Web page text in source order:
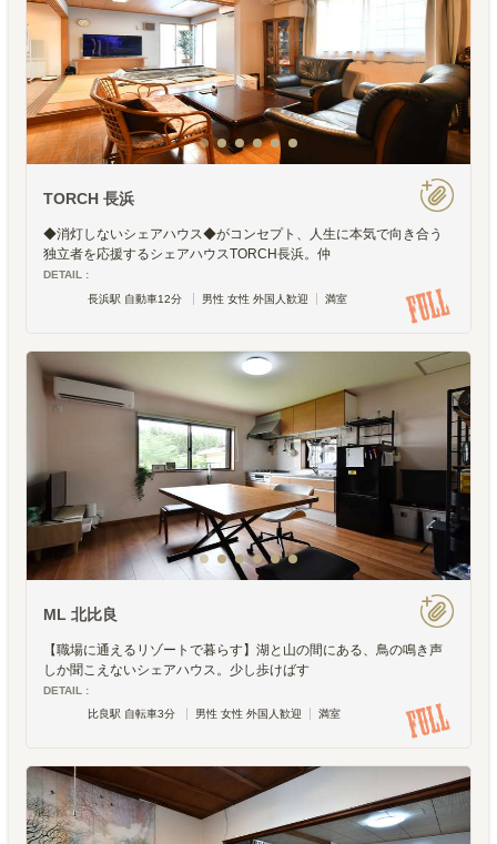
TORCH 長浜
◆消灯しないシェアハウス◆がコンセプト、人生に本気で向き合う
独立者を応援するシェアハウスTORCH長浜。仲
DETAIL :
長浜駅 自動車12分
男性 女性 外国人歓迎 満室
ML 北比良
【職場に通えるリゾートで暮らす】湖と山の間にある、鳥の鳴き声
しか聞こえないシェアハウス。少し歩けばす
DETAIL :
比良駅 自転車3分
男性 女性 外国人歓迎 満室